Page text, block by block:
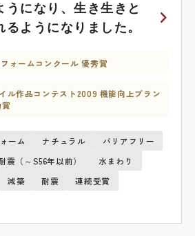
うになり、生き生きと
るようになりました。
ォームコンクール 優秀賞
ル作品コンテスト2009 機能向上プラン
ーム ナチュラル
バリアフリー
震（～S56年以前）
水まわり
減築 耐震
連続受賞